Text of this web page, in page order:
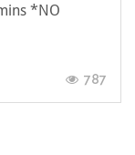
*NO
787